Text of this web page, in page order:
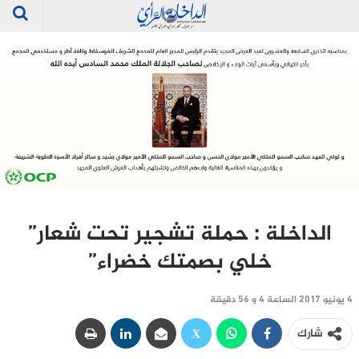
الداخلة : حملة تشجير تحت شعار”
خلي بصمتك خضراء”‎
4 يونيو 2017 الساعة 4 و 56 دقيقة
شارك